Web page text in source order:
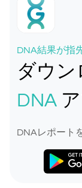
DNA結果が指
ダウン
DNA
DNAレポート